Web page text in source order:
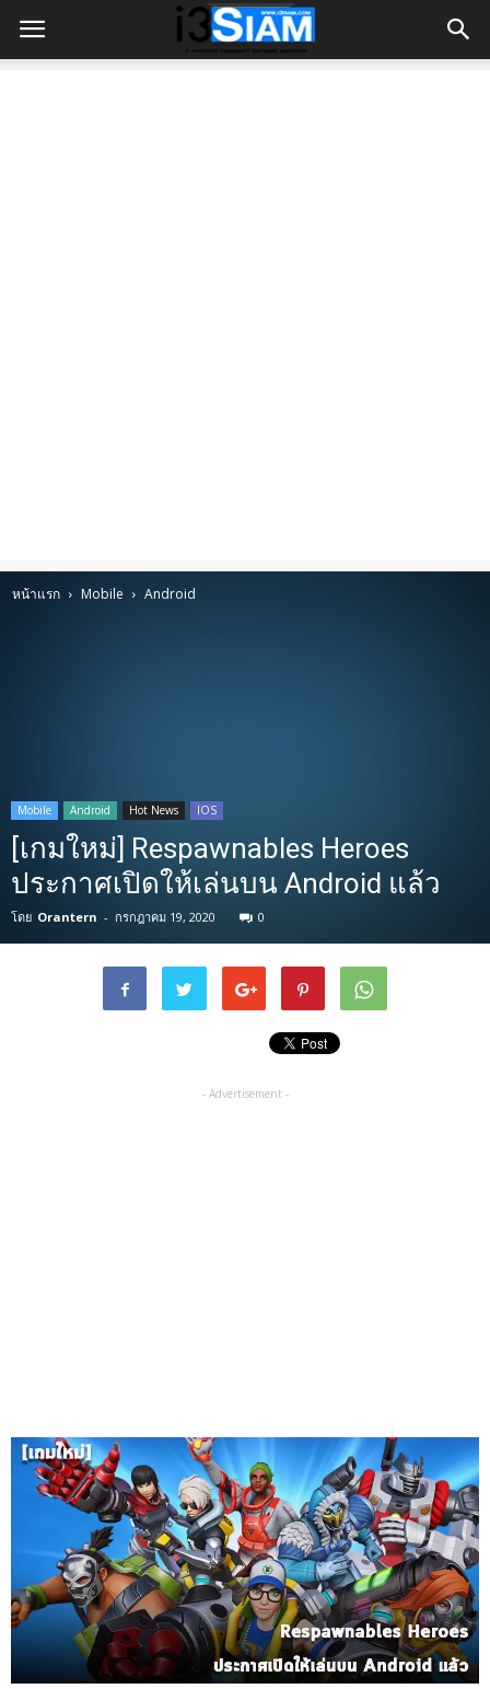
หน้าแรก Mobile Android
Mobile Android Hot News IOS
[เกมใหม่] Respawnables Heroes
ประกาศเปิดให้เล่นบน Android แล้ว
โดย Orantern - กรกฎาคม 19, 2020 0
- Advertisement -